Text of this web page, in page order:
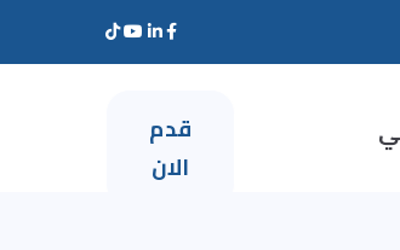
قدم
الان